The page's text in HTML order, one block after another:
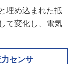
埋め込まれた抵
て変化し、電気
センサ